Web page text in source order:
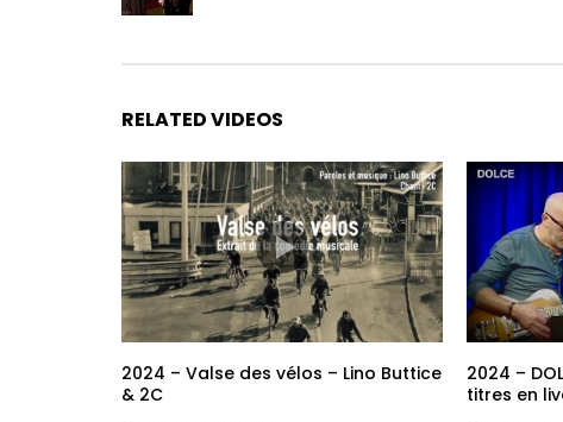
RELATED VIDEOS
2024 – Valse des vélos – Lino Buttice
& 2C
2024 –
titres en